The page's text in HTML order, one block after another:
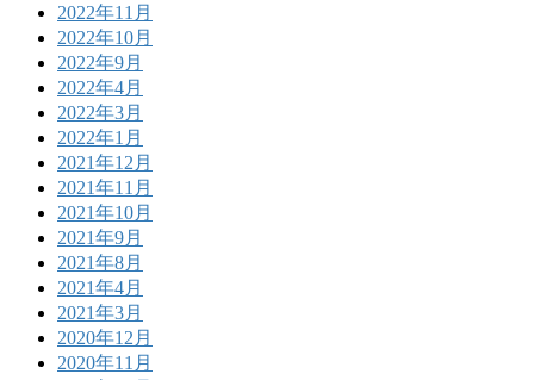
2022年11月
2022年10月
2022年9月
2022年4月
2022年3月
2022年1月
2021年12月
2021年11月
2021年10月
2021年9月
2021年8月
2021年4月
2021年3月
2020年12月
2020年11月